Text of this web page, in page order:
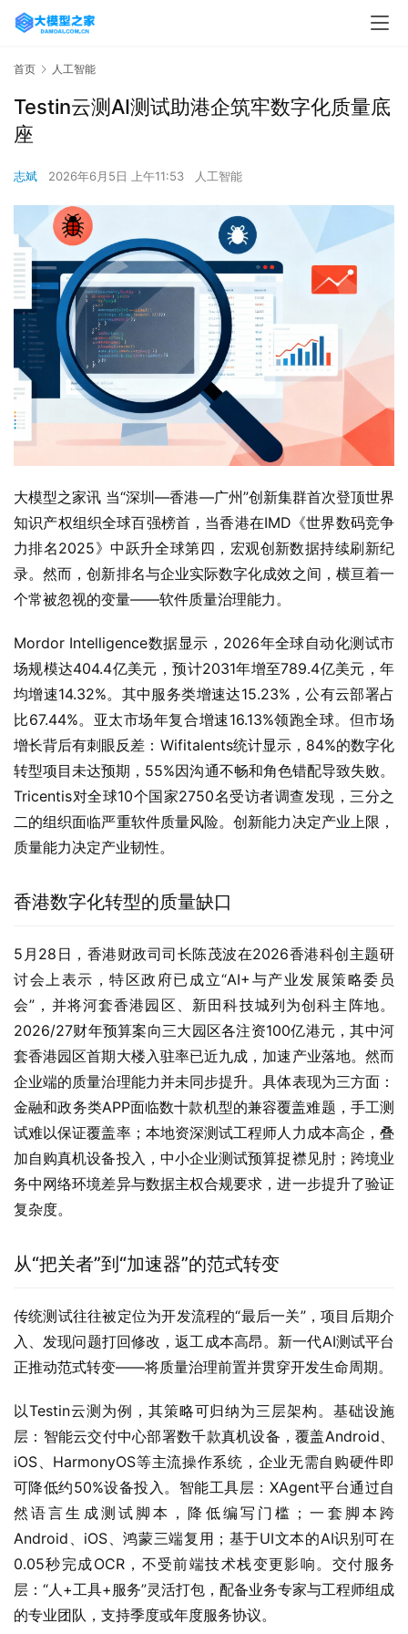
首页 人工智能
Testin云测AI测试助港企筑牢数字化质量底
座
志斌 2026年6月5日 上午11:53 人工智能
大模型之家讯 当“深圳—香港—广州”创新集群首次登顶世界
知识产权组织全球百强榜首，当香港在IMD《世界数码竞争
力排名2025》中跃升全球第四，宏观创新数据持续刷新纪
录。然而，创新排名与企业实际数字化成效之间，横亘着一
个常被忽视的变量——软件质量治理能力。
Mordor Intelligence数据显示，2026年全球自动化测试市
场规模达404.4亿美元，预计2031年增至789.4亿美元，年
均增速14.32%。其中服务类增速达15.23%，公有云部署占
比67.44%。亚太市场年复合增速16.13%领跑全球。但市场
增长背后有刺眼反差：Wifitalents统计显示，84%的数字化
转型项目未达预期，55%因沟通不畅和角色错配导致失败。
Tricentis对全球10个国家2750名受访者调查发现，三分之
二的组织面临严重软件质量风险。创新能力决定产业上限，
质量能力决定产业韧性。
香港数字化转型的质量缺口
5月28日，香港财政司司长陈茂波在2026香港科创主题研
讨会上表示，特区政府已成立“AI+与产业发展策略委员
会”，并将河套香港园区、新田科技城列为创科主阵地。
2026/27财年预算案向三大园区各注资100亿港元，其中河
套香港园区首期大楼入驻率已近九成，加速产业落地。然而
企业端的质量治理能力并未同步提升。具体表现为三方面：
金融和政务类APP面临数十款机型的兼容覆盖难题，手工测
试难以保证覆盖率；本地资深测试工程师人力成本高企，叠
加自购真机设备投入，中小企业测试预算捉襟见肘；跨境业
务中网络环境差异与数据主权合规要求，进一步提升了验证
复杂度。
从“把关者”到“加速器”的范式转变
传统测试往往被定位为开发流程的“最后一关”，项目后期介
入、发现问题打回修改，返工成本高昂。新一代AI测试平台
正推动范式转变——将质量治理前置并贯穿开发生命周期。
以Testin云测为例，其策略可归纳为三层架构。基础设施
层：智能云交付中心部署数千款真机设备，覆盖Android、
iOS、HarmonyOS等主流操作系统，企业无需自购硬件即
可降低约50%设备投入。智能工具层：XAgent平台通过自
然语言生成测试脚本，降低编写门槛；一套脚本跨
Android、iOS、鸿蒙三端复用；基于UI文本的AI识别可在
0.05秒完成OCR，不受前端技术栈变更影响。交付服务
层：“人+工具+服务”灵活打包，配备业务专家与工程师组成
的专业团队，支持季度或年度服务协议。